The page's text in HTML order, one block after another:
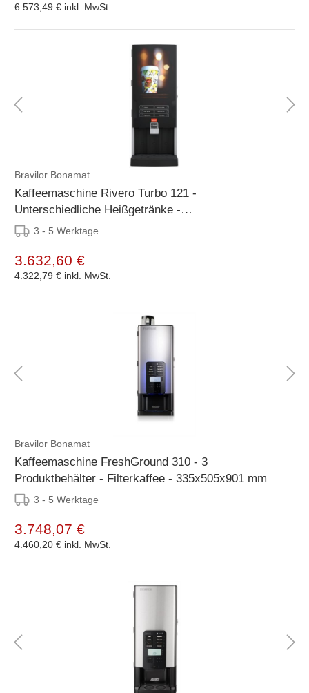
6.573,49 € inkl. MwSt.
Bravilor Bonamat
Kaffeemaschine Rivero Turbo 121 -
Unterschiedliche Heißgetränke -
339x538x(h)812mm
3 - 5 Werktage
3.632,60 €
4.322,79 € inkl. MwSt.
Bravilor Bonamat
Kaffeemaschine FreshGround 310 - 3
Produktbehälter - Filterkaffee - 335x505x901 mm
3 - 5 Werktage
3.748,07 €
4.460,20 € inkl. MwSt.